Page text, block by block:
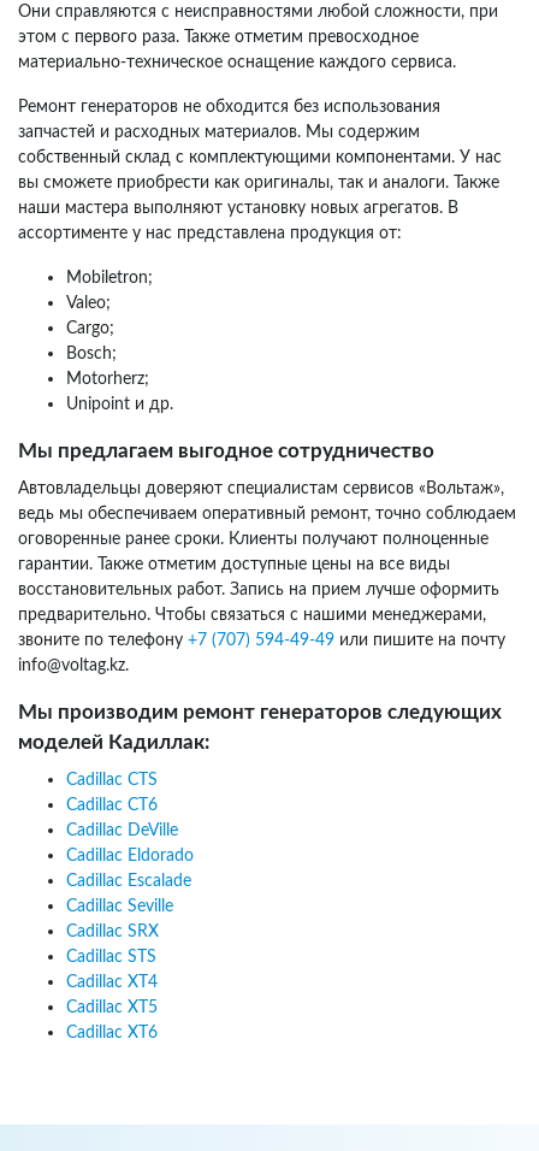
Они справляются с неисправностями любой сложности, при
этом с первого раза. Также отметим превосходное
материально-техническое оснащение каждого сервиса.
Ремонт генераторов не обходится без использования
запчастей и расходных материалов. Мы содержим
собственный склад с комплектующими компонентами. У нас
вы сможете приобрести как оригиналы, так и аналоги. Также
наши мастера выполняют установку новых агрегатов. В
ассортименте у нас представлена продукция от:
Mobiletron;
Valeo;
Cargo;
Bosch;
Motorherz;
Unipoint и др.
Мы предлагаем выгодное сотрудничество
Автовладельцы доверяют специалистам сервисов «Вольтаж»,
ведь мы обеспечиваем оперативный ремонт, точно соблюдаем
оговоренные ранее сроки. Клиенты получают полноценные
гарантии. Также отметим доступные цены на все виды
восстановительных работ. Запись на прием лучше оформить
предварительно. Чтобы связаться с нашими менеджерами,
звоните по телефону +7 (707) 594-49-49 или пишите на почту
info@voltag.kz.
Мы производим ремонт генераторов следующих
моделей Кадиллак:
Cadillac CTS
Cadillac CT6
Cadillac DeVille
Cadillac Eldorado
Cadillac Escalade
Cadillac Seville
Cadillac SRX
Cadillac STS
Cadillac XT4
Cadillac XT5
Cadillac XT6